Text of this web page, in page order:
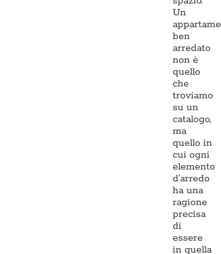
Un
ben
arredato
non è
quello
che
troviamo
su un
catalogo,
ma
quello in
cui ogni
elemento
d’arredo
ha una
ragione
precisa
di
essere
in quella